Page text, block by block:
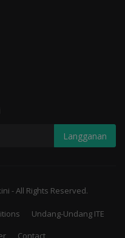
Langganan
- All Rights Reserved.
Undang-Undang ITE